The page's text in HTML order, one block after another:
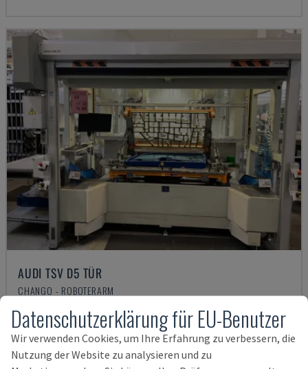
AUDI TSV D5 TÜR
CHANGO - ROBOTERARM
62.000 €
Datenschutzerklärung für EU-Benutzer
Wir verwenden Cookies, um Ihre Erfahrung zu verbessern, die
Nutzung der Website zu analysieren und zu